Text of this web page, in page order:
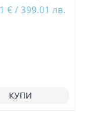
€ / 399.01 лв.
КУПИ